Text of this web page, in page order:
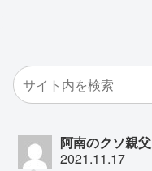
阿南のクソ親父
2021.11.17